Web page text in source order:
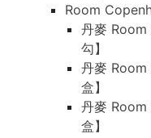
Room
丹麥 Room
勾】
丹麥 Room
盒】
丹麥 Room
盒】